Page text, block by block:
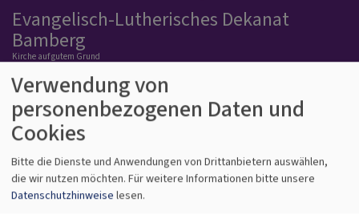
Evangelisch-Lutherisches Dekanat
Bamberg
Kirche auf gutem Grund
Hauptnavigation
Verwendung von
personenbezogenen Daten und
Cookies
Bitte die Dienste und Anwendungen von Drittanbietern auswählen,
die wir nutzen möchten. Für weitere Informationen bitte unsere
Datenschutzhinweise lesen.